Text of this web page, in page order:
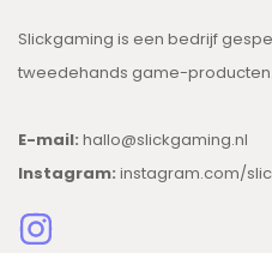
Slickgaming is een bedrijf
tweedehands game-producten.
E-mail: hallo@slickgaming.nl
Instagram: instagram.com/